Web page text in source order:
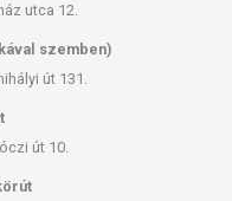
utca 12.
szemben)
út 131.
út 10.